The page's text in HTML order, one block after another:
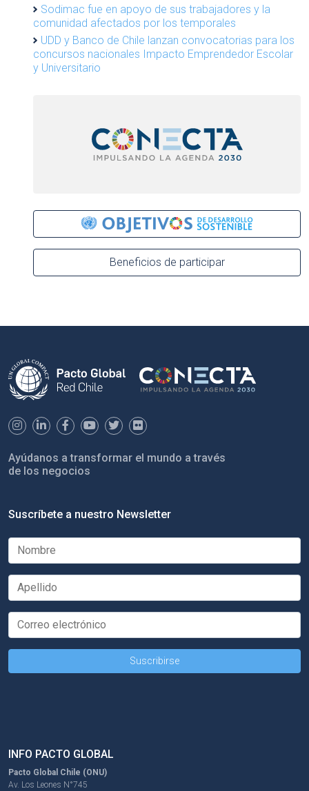
Sodimac fue en apoyo de sus trabajadores y la
comunidad afectados por los temporales
UDD y Banco de Chile lanzan convocatorias para los
concursos nacionales Impacto Emprendedor Escolar
y Universitario
Beneficios de participar
Ayúdanos a transformar el mundo a través
de los negocios
Suscríbete a nuestro Newsletter
INFO PACTO GLOBAL
Pacto Global Chile (ONU)
Av. Los Leones N°745